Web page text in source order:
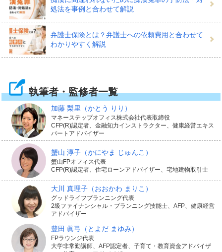
処法を事例と合わせて解説
弁護士保険とは？弁護士への依頼費用と合わせて
わかりやすく解説
執筆者・監修者一覧
加藤 梨里 （かとう りり）
マネーステップオフィス株式会社代表取締役
CFP(R)認定者、金融知力インストラクター、健康経営エキス
パートアドバイザー
蟹山 淳子 （かにやま じゅんこ）
蟹山FPオフィス代表
CFP(R)認定者、住宅ローンアドバイザー、宅地建物取引士
大川 真理子 （おおかわ まりこ）
グッドライフプランニング代表
2級ファイナンシャル・プランニング技能士、AFP、健康経営
アドバイザー
豊田 眞弓 （とよだ まゆみ）
FPラウンジ代表
大学非常勤講師、AFP認定者、子育て・教育資金アドバイザ